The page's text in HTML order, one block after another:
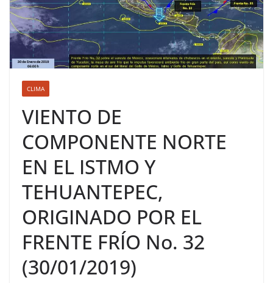
CLIMA
VIENTO DE
COMPONENTE NORTE
EN EL ISTMO Y
TEHUANTEPEC,
ORIGINADO POR EL
FRENTE FRÍO No. 32
(30/01/2019)